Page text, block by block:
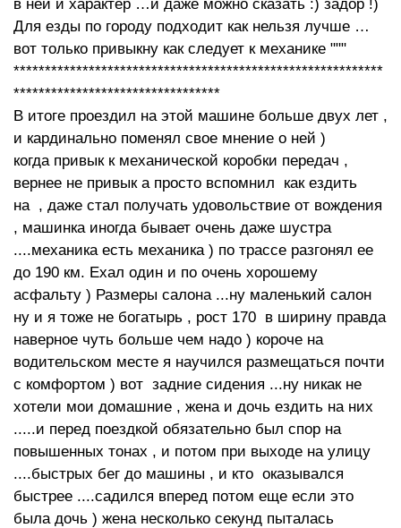
в ней и характер …и даже можно сказать :) задор !)
Для езды по городу подходит как нельзя лучше …
вот только привыкну как следует к механике """
***********************************************************
*********************************
В итоге проездил на этой машине больше двух лет ,
и кардинально поменял свое мнение о ней )
когда привык к механической коробки передач ,
вернее не привык а просто вспомнил как ездить
на , даже стал получать удовольствие от вождения
, машинка иногда бывает очень даже шустра
....механика есть механика ) по трассе разгонял ее
до 190 км. Ехал один и по очень хорошему
асфальту ) Размеры салона ...ну маленький салон
ну и я тоже не богатырь , рост 170 в ширину правда
наверное чуть больше чем надо ) короче на
водительском месте я научился размещаться почти
с комфортом ) вот задние сидения ...ну никак не
хотели мои домашние , жена и дочь ездить на них
.....и перед поездкой обязательно был спор на
повышенных тонах , и потом при выходе на улицу
....быстрых бег до машины , и кто оказывался
быстрее ....садился вперед потом еще если это
была дочь ) жена несколько секунд пыталась